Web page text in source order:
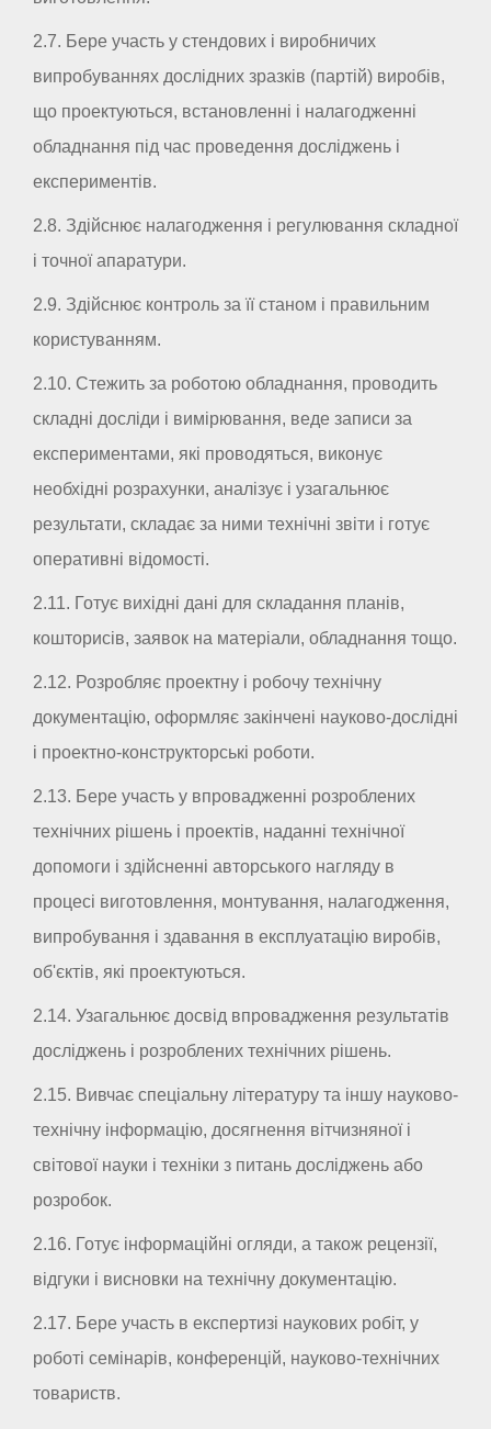
2.7. Бере участь у стендових і виробничих
випробуваннях дослідних зразків (партій) виробів,
що проектуються, встановленні і налагодженні
обладнання під час проведення досліджень і
експериментів.
2.8. Здійснює налагодження і регулювання складної
і точної апаратури.
2.9. Здійснює контроль за її станом і правильним
користуванням.
2.10. Стежить за роботою обладнання, проводить
складні досліди і вимірювання, веде записи за
експериментами, які проводяться, виконує
необхідні розрахунки, аналізує і узагальнює
результати, складає за ними технічні звіти і готує
оперативні відомості.
2.11. Готує вихідні дані для складання планів,
кошторисів, заявок на матеріали, обладнання тощо.
2.12. Розробляє проектну і робочу технічну
документацію, оформляє закінчені науково-дослідні
і проектно-конструкторські роботи.
2.13. Бере участь у впровадженні розроблених
технічних рішень і проектів, наданні технічної
допомоги і здійсненні авторського нагляду в
процесі виготовлення, монтування, налагодження,
випробування і здавання в експлуатацію виробів,
об'єктів, які проектуються.
2.14. Узагальнює досвід впровадження результатів
досліджень і розроблених технічних рішень.
2.15. Вивчає спеціальну літературу та іншу науково-
технічну інформацію, досягнення вітчизняної і
світової науки і техніки з питань досліджень або
розробок.
2.16. Готує інформаційні огляди, а також рецензії,
відгуки і висновки на технічну документацію.
2.17. Бере участь в експертизі наукових робіт, у
роботі семінарів, конференцій, науково-технічних
товариств.